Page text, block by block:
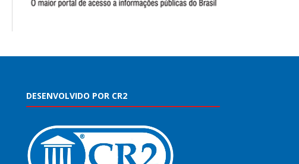
DESENVOLVIDO POR CR2